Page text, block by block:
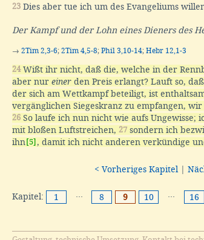
23 Dies aber tue ich um des Evangeliums
Der Kampf und der Lohn eines Dieners des
→ 2Tim 2,3-6; 2Tim 4,5-8; Phil 3,10-14; Hebr 12,1-3
24Wißt ihr nicht, daß die, welche in der
aber nur einer den Preis erlangt? Lauft so,
der sich am Wettkampf beteiligt, ist
vergänglichen Siegeskranz zu empfangen,
26 So laufe ich nun nicht wie aufs Ungewisse;
mit bloßen Luftstreichen, 27 sondern ich
ihn [5] , damit ich nicht anderen verkündige
< Vorheriges Kapitel
Kapitel: 1 ··· 8 9 10 ··· 16